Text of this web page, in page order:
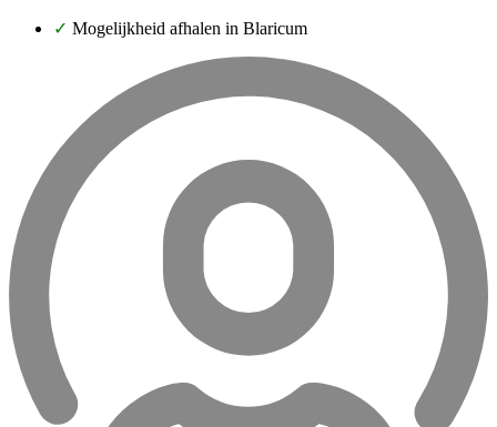
✓ Mogelijkheid afhalen in Blaricum